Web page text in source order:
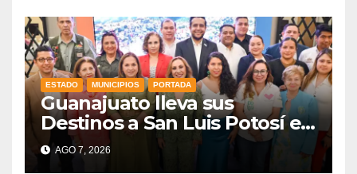
ESTADO MUNICIPIOS PORTADA
Guanajuato lleva sus
Destinos a San Luis Potosí en
vísperas de la FENAPO
AGO 7, 2026